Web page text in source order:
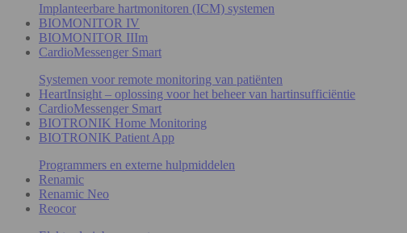
Implanteerbare hartmonitoren (ICM) systemen
BIOMONITOR IV
BIOMONITOR IIIm
CardioMessenger Smart
Systemen voor remote monitoring van patiënten
HeartInsight – oplossing voor het beheer van hartinsufficiëntie
CardioMessenger Smart
BIOTRONIK Home Monitoring
BIOTRONIK Patient App
Programmers en externe hulpmiddelen
Renamic
Renamic Neo
Reocor